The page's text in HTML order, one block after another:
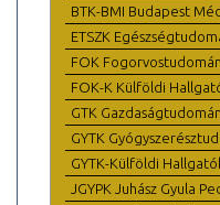
BTK-BMI Budapest
ETSZK
FOK
FOK-K Külföldi
GTK
GYTK
GYTK-Külföldi
JGYPK Juhász Gyula